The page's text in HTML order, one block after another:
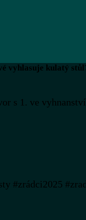
vyhlasuje kulatý
s 1. ve vyhnanství
#zrádci2025